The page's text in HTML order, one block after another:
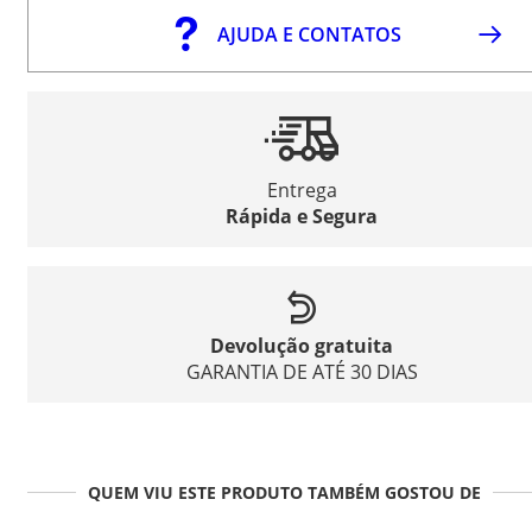
AJUDA E CONTATOS
Entrega
Rápida e Segura
Devolução gratuita
GARANTIA DE ATÉ 30 DIAS
QUEM VIU ESTE PRODUTO TAMBÉM GOSTOU DE